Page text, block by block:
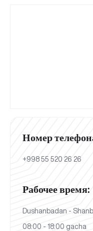
Номер
+998 55 520 26 26
Рабочее время:
Dushanbadan -
08:00 - 18:00 gacha